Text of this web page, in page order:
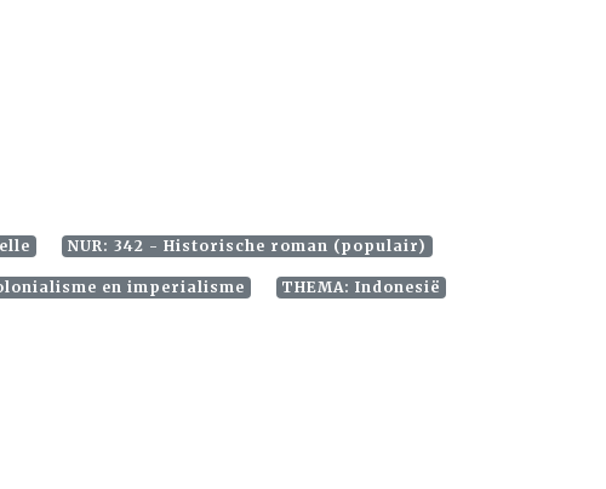
NUR: 342 - Historische roman (populair)
en imperialisme THEMA: Indonesië